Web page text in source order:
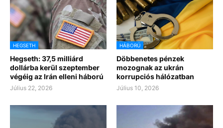
HEGSETH
Hegseth: 37,5 milliárd
dollárba kerül szeptember
végéig az Irán elleni háború
Július 22, 2026
HÁBORÚ
Döbbenetes pénzek
mozognak az ukrán
korrupciós hálózatban
Július 10, 2026